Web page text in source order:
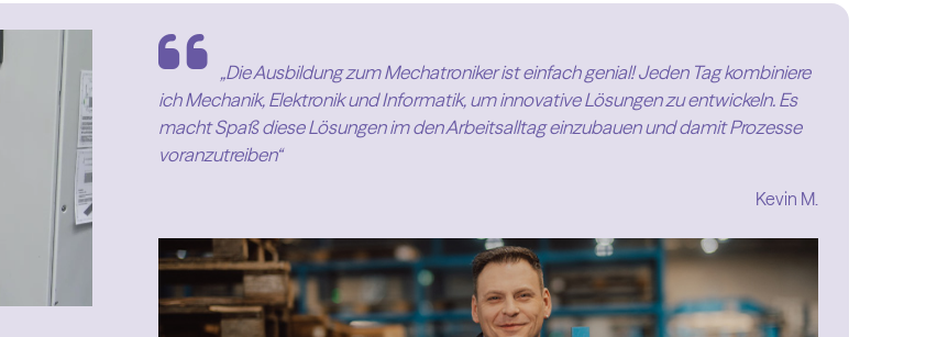
„Die Ausbildung zum Mechatroniker ist einfach genial! Jeden Tag kombiniere
ich Mechanik, Elektronik und Informatik, um innovative Lösungen zu entwickeln. Es
macht Spaß diese Lösungen im den Arbeitsalltag einzubauen und damit Prozesse
voranzutreiben“
Kevin M.